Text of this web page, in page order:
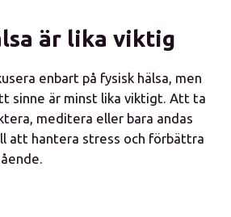
är lika viktig
enbart på fysisk hälsa, men
sinne är minst lika viktigt. Att ta
meditera eller bara andas
att hantera stress och förbättra